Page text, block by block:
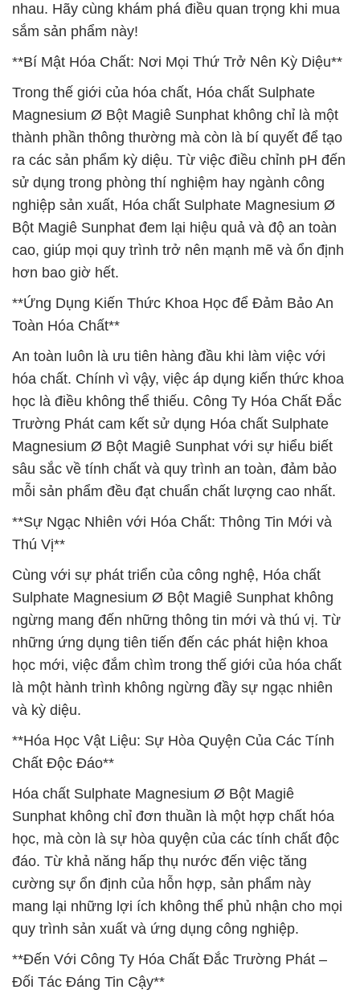
nhau. Hãy cùng khám phá điều quan trọng khi mua
sắm sản phẩm này!
**Bí Mật Hóa Chất: Nơi Mọi Thứ Trở Nên Kỳ Diệu**
Trong thế giới của hóa chất, Hóa chất Sulphate
Magnesium Ø Bột Magiê Sunphat không chỉ là một
thành phần thông thường mà còn là bí quyết để tạo
ra các sản phẩm kỳ diệu. Từ việc điều chỉnh pH đến
sử dụng trong phòng thí nghiệm hay ngành công
nghiệp sản xuất, Hóa chất Sulphate Magnesium Ø
Bột Magiê Sunphat đem lại hiệu quả và độ an toàn
cao, giúp mọi quy trình trở nên mạnh mẽ và ổn định
hơn bao giờ hết.
**Ứng Dụng Kiến Thức Khoa Học để Đảm Bảo An
Toàn Hóa Chất**
An toàn luôn là ưu tiên hàng đầu khi làm việc với
hóa chất. Chính vì vậy, việc áp dụng kiến thức khoa
học là điều không thể thiếu. Công Ty Hóa Chất Đắc
Trường Phát cam kết sử dụng Hóa chất Sulphate
Magnesium Ø Bột Magiê Sunphat với sự hiểu biết
sâu sắc về tính chất và quy trình an toàn, đảm bảo
mỗi sản phẩm đều đạt chuẩn chất lượng cao nhất.
**Sự Ngạc Nhiên với Hóa Chất: Thông Tin Mới và
Thú Vị**
Cùng với sự phát triển của công nghệ, Hóa chất
Sulphate Magnesium Ø Bột Magiê Sunphat không
ngừng mang đến những thông tin mới và thú vị. Từ
những ứng dụng tiên tiến đến các phát hiện khoa
học mới, việc đắm chìm trong thế giới của hóa chất
là một hành trình không ngừng đầy sự ngạc nhiên
và kỳ diệu.
**Hóa Học Vật Liệu: Sự Hòa Quyện Của Các Tính
Chất Độc Đáo**
Hóa chất Sulphate Magnesium Ø Bột Magiê
Sunphat không chỉ đơn thuần là một hợp chất hóa
học, mà còn là sự hòa quyện của các tính chất độc
đáo. Từ khả năng hấp thụ nước đến việc tăng
cường sự ổn định của hỗn hợp, sản phẩm này
mang lại những lợi ích không thể phủ nhận cho mọi
quy trình sản xuất và ứng dụng công nghiệp.
**Đến Với Công Ty Hóa Chất Đắc Trường Phát –
Đối Tác Đáng Tin Cậy**